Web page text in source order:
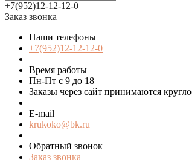
+7(952)12-12-12-0
Заказ звонка
Наши телефоны
+7(952)12-12-12-0
Время работы
Пн-Пт с 9 до 18
Заказы через сайт принимаются
E-mail
krukoko@bk.ru
Обратный звонок
Заказ звонка